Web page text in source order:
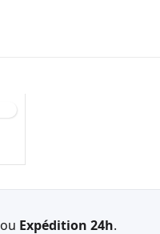
ou Expédition 24h.